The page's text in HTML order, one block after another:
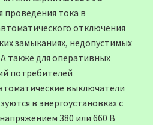
проведения тока в
отключения
замыканиях, недопустимых
также для оперативных
потребителей
выключатели
в энергоустановках с
380 или 660 В